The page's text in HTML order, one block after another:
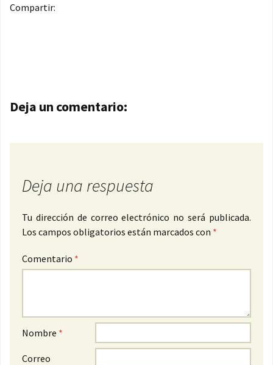
Compartir:
Navegación de entradas
Deja un comentario:
Deja una respuesta
Tu dirección de correo electrónico no será publicada.
Los campos obligatorios están marcados con *
Comentario *
Nombre *
Correo